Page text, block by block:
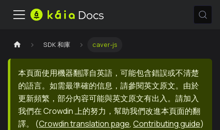
SDK 和庫 caver-js
本頁面使用機器翻譯自英語，可能包含錯誤或不清楚
的語言。如需最準確的信息，請參閱英文原文。由於
更新頻繁，部分內容可能與英文原文有出入。請加入
我們在 Crowdin 上的努力，幫助我們改進本頁面的翻
譯。
(Crowdin translation page, Contributing guide)